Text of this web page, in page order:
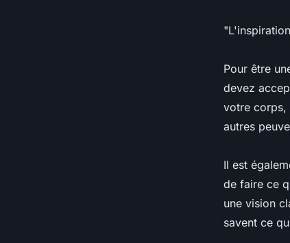
Pour être
devez
votre corps,
autres
Il est
de faire ce
une vision
savent ce